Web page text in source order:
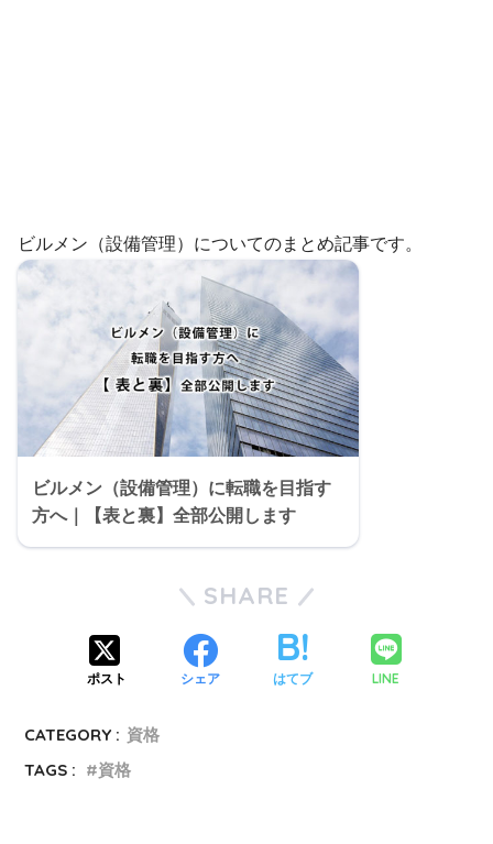
ビルメン（設備管理）についてのまとめ記事です。
ビルメン（設備管理）に転職を目指す
方へ｜【表と裏】全部公開します
SHARE
ポスト シェア はてブ LINE
CATEGORY : 資格
TAGS :
資格